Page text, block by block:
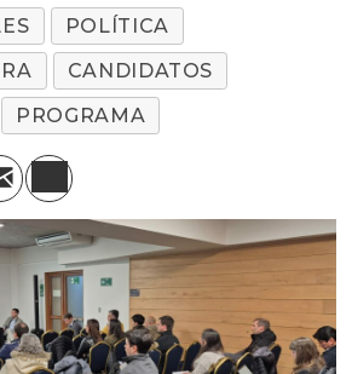
POLÍTICA
CANDIDATOS
PROGRAMA